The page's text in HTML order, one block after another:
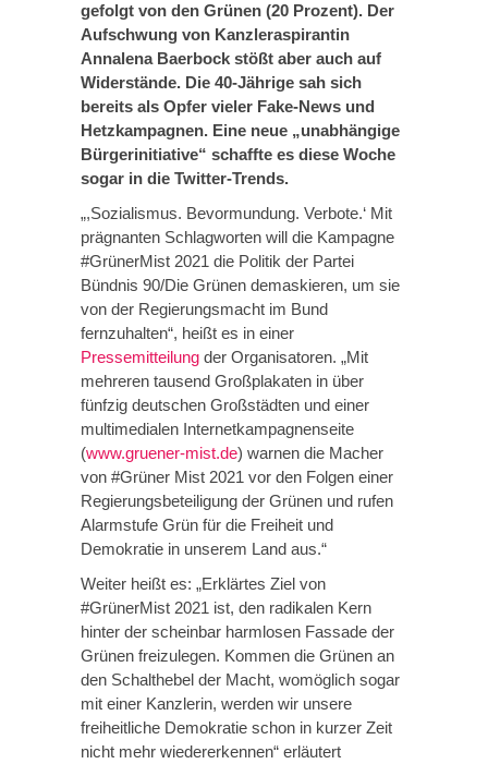
gefolgt von den Grünen (20 Prozent). Der
Aufschwung von Kanzleraspirantin
Annalena Baerbock stößt aber auch auf
Widerstände. Die 40-Jährige sah sich
bereits als Opfer vieler Fake-News und
Hetzkampagnen. Eine neue „unabhängige
Bürgerinitiative“ schaffte es diese Woche
sogar in die Twitter-Trends.
„,Sozialismus. Bevormundung. Verbote.‘ Mit
prägnanten Schlagworten will die Kampagne
#GrünerMist 2021 die Politik der Partei
Bündnis 90/Die Grünen demaskieren, um sie
von der Regierungsmacht im Bund
fernzuhalten“, heißt es in einer
Pressemitteilung der Organisatoren. „Mit
mehreren tausend Großplakaten in über
fünfzig deutschen Großstädten und einer
multimedialen Internetkampagnenseite
(www.gruener-mist.de) warnen die Macher
von #Grüner Mist 2021 vor den Folgen einer
Regierungsbeteiligung der Grünen und rufen
Alarmstufe Grün für die Freiheit und
Demokratie in unserem Land aus.“
Weiter heißt es: „Erklärtes Ziel von
#GrünerMist 2021 ist, den radikalen Kern
hinter der scheinbar harmlosen Fassade der
Grünen freizulegen. Kommen die Grünen an
den Schalthebel der Macht, womöglich sogar
mit einer Kanzlerin, werden wir unsere
freiheitliche Demokratie schon in kurzer Zeit
nicht mehr wiedererkennen“ erläutert